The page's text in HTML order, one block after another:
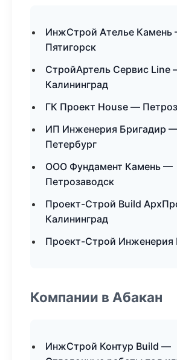
ИнжСтрой Ателье
Пятигорск
СтройАртель Сервис Line
Калининград
ГК Проект House —
ИП Инженерия Бригадир
Петербург
ООО Фундамент Камень —
Петрозаводск
Проект-Строй Build
Калининград
Проект-Строй Инженерия
Компании в Абакан
ИнжСтрой Контур Build —